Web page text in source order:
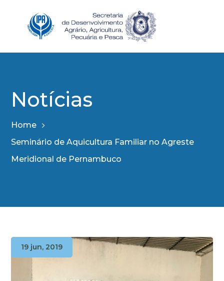
Notícias
Home
Seminário de Aquicultura Familiar no Agreste
Meridional de Pernambuco
19 jun, 2019